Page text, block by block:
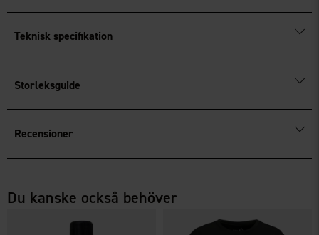
Teknisk specifikation
Storleksguide
Recensioner
Du kanske också behöver